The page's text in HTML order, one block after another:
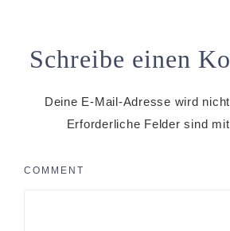
Schreibe einen
Deine E-Mail-Adresse wird
Erforderliche Felder sind mit
COMMENT